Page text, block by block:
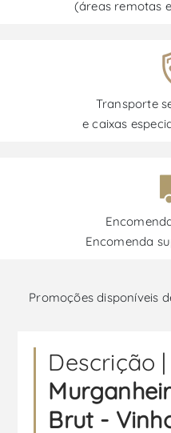
(áreas remotas
Transporte
e caixas
Encomenda
Promoções disponíveis
Descrição |
Brut -